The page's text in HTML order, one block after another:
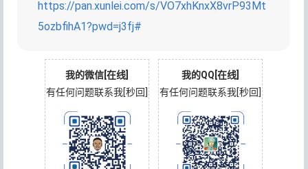
https://pan.xunlei.com/s/VO7xhKnxX8vrP93Mt
5ozbfihA1?pwd=j3fj#
我的微信[在线]
有任何问题联系我[秒回]
我的QQ[在线]
有任何问题联系我[秒回]